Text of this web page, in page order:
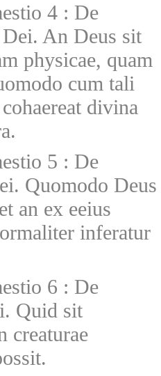
4 : De
An Deus sit
physicae, quam
cum tali
divina
5 : De
Quomodo Deus
an ex eeius
inferatur
6 : De
Quid sit
creaturae